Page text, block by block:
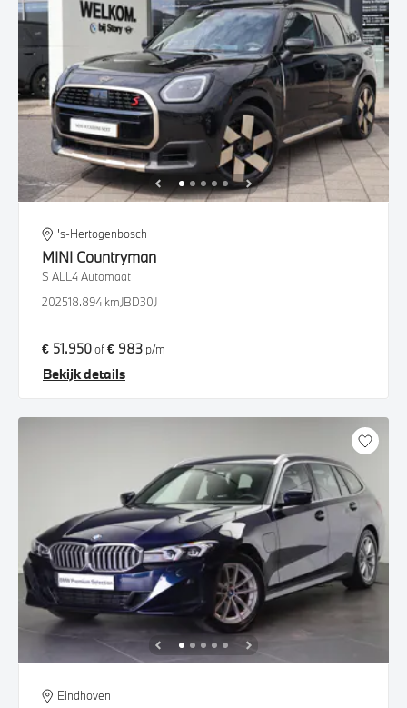
's-Hertogenbosch
MINI Countryman
S ALL4 Automaat
202518.894 kmJBD30J
€ 51.950of€ 983 p/m
Bekijk details
Eindhoven